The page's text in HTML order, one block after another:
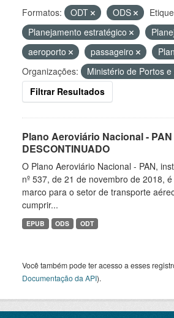
Formatos: ODT ODS
Planejamento estratégico
aeroporto
passageiro
Organizações:
Ministério de Portos
Filtrar Resultados
Plano Aeroviário Nacional - PAN
DESCONTINUADO
O Plano Aeroviário Nacional - PAN,
nº 537, de 21 de novembro de 2018,
marco para o setor de transporte
cumprir...
EPUB ODS ODT
Você também pode ter acesso a esses
Documentação da API).